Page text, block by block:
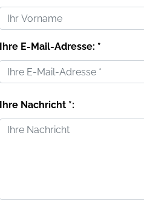
Ihre E-Mail-Adresse: *
Ihre Nachricht *: